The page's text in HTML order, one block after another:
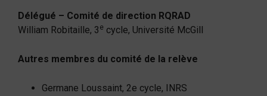
Délégué – Comité de direction RQRAD
William Robitaille, 3 e cycle, Université McGill
Autres membres du comité de la relève
Germane Loussaint, 2e cycle, INRS